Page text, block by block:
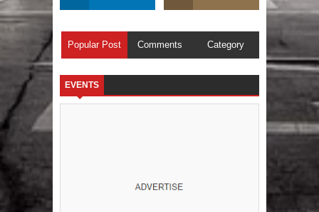
Popular Post Comments Category
EVENTS